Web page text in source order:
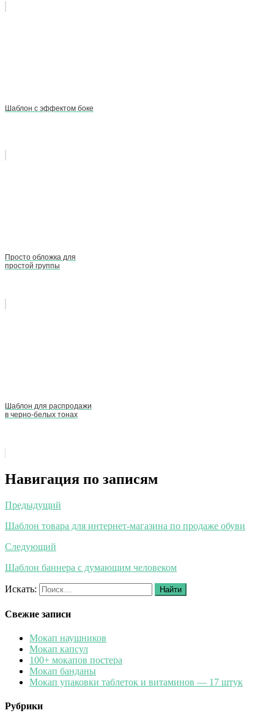
Шаблон с эффектом боке
Просто обложка для
простой группы
Шаблон для распродажи
в черно-белых тонах
Навигация по записям
Предыдущий
Шаблон товара для интернет-магазина по продаже обуви
Следующий
Шаблон баннера с думающим человеком
Искать: Найти
Свежие записи
Мокап наушников
Мокап капсул
100+ мокапов постера
Мокап банданы
Мокап упаковки таблеток и витаминов — 17 штук
Рубрики